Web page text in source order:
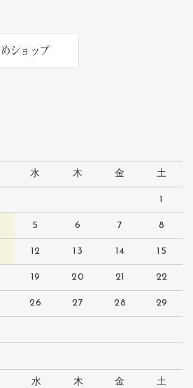
水 木 金 土
1
5 6 7 8
12 13 14 15
19 20 21 22
26 27 28 29
水 木 金 土